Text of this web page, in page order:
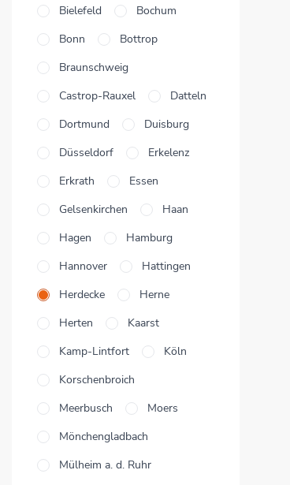
Bielefeld
Bochum
Bonn
Bottrop
Braunschweig
Castrop-Rauxel
Datteln
Dortmund
Duisburg
Düsseldorf
Erkelenz
Erkrath
Essen
Gelsenkirchen
Haan
Hagen
Hamburg
Hannover
Hattingen
Herdecke
Herne
Herten
Kaarst
Kamp-Lintfort
Köln
Korschenbroich
Meerbusch
Moers
Mönchengladbach
Mülheim a. d. Ruhr